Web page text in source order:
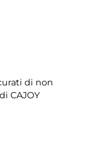
di non
CAJOY